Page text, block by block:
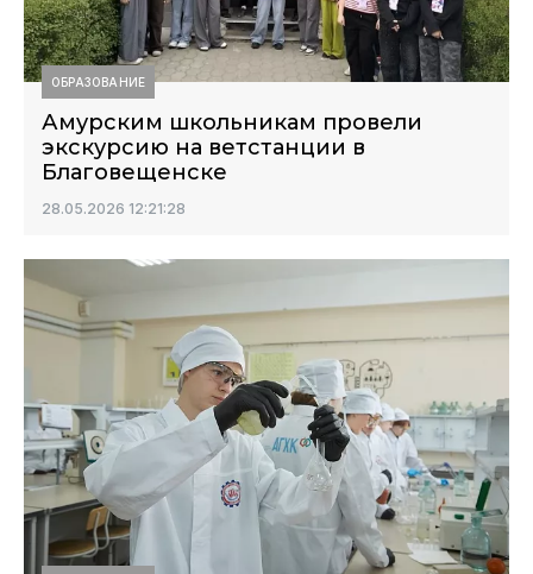
ОБРАЗОВАНИЕ
Амурским школьникам провели
экскурсию на ветстанции в
Благовещенске
28.05.2026 12:21:28